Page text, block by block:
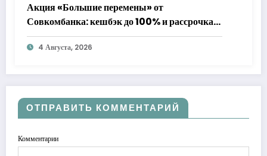
Акция «Большие перемены» от
Совкомбанка: кешбэк до 100% и рассрочка
до 24 месяцев с «Халвой»
4 Августа, 2026
ОТПРАВИТЬ КОММЕНТАРИЙ
Комментарии